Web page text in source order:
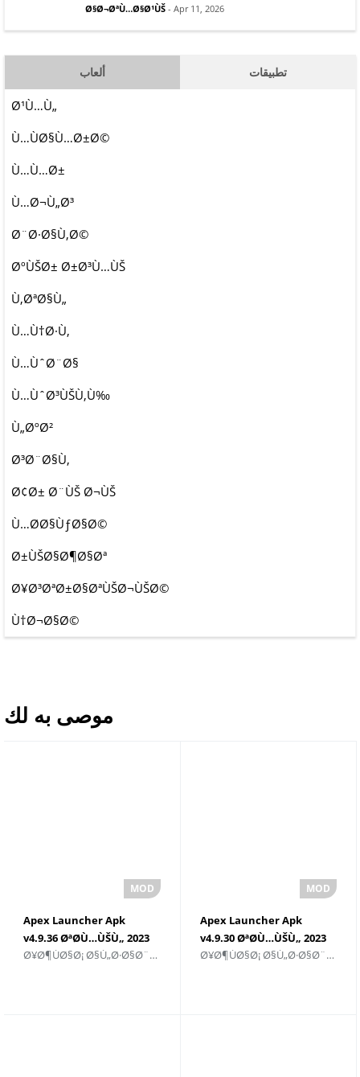
Ø§Ø¬ØªÙ…Ø§Ø¹ÙŠ - Apr 11, 2026
ألعاب تطبيقات
Ø¹Ù…Ù„
Ù…ÙØ§Ù…Ø±Ø©
Ù…Ù…Ø±
Ù…Ø¬Ù„Ø³
Ø¨Ø·Ø§Ù‚Ø©
ØºÙŠØ± Ø±Ø³Ù…ÙŠ
Ù‚ØªØ§Ù„
Ù…Ù†Ø·Ù‚
Ù…ÙˆØ¨Ø§
Ù…ÙˆØ³ÙŠÙ‚Ù‰
Ù„ØºØ²
Ø³Ø¨Ø§Ù‚
Ø¢Ø± Ø¨ÙŠ Ø¬ÙŠ
Ù…Ø­Ø§ÙƒØ§Ø©
Ø±ÙŠØ§Ø¶Ø§Øª
Ø¥Ø³ØªØ±Ø§ØªÙŠØ¬ÙŠØ©
Ù†Ø¬Ø§Ø©
موصى به لك
Apex Launcher Apk
v4.9.36 ØªØ­Ù…ÙŠÙ„ 2023
Ø¥Ø¶ÙØ§Ø¡ Ø§Ù„Ø·Ø§Ø¨Ø¹ Ø§Ù„Ø´Ø®ØµÙŠ
Apex Launcher Apk
v4.9.30 ØªØ­Ù…ÙŠÙ„ 2023
Ø¥Ø¶ÙØ§Ø¡ Ø§Ù„Ø·Ø§Ø¨Ø¹ Ø§Ù„Ø´Ø®ØµÙŠ